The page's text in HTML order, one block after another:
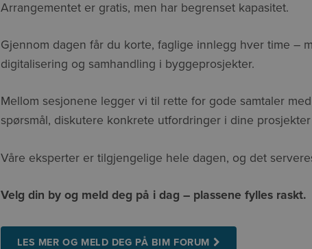
Arrangementet er gratis, men har begrenset kapasitet.
Gjennom dagen får du korte, faglige innlegg hver time –
digitalisering og samhandling i byggeprosjekter.
Mellom sesjonene legger vi til rette for gode samtaler
spørsmål, diskutere konkrete utfordringer i dine
Våre eksperter er tilgjengelige hele dagen, og det
Velg din by og meld deg på i dag – plassene fylles raskt.
LES MER OG MELD DEG PÅ BIM FORUM